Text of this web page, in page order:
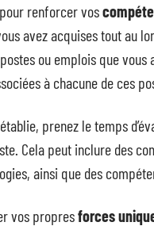
renforcer vos
avez acquises tout au
ou emplois que
à chacune de ces
prenez le temps
Cela peut inclure des
ainsi que des
vos propresforces